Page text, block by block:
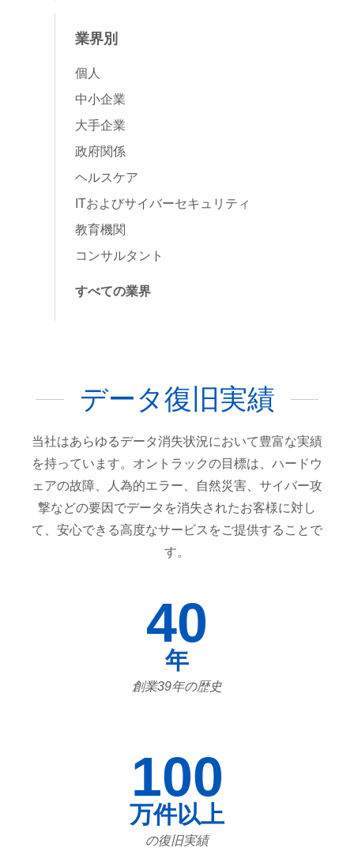
業界別
個人
中小企業
大手企業
政府関係
ヘルスケア
ITおよびサイバーセキュリティ
教育機関
コンサルタント
すべての業界
データ復旧実績
当社はあらゆるデータ消失状況において豊富な実績
を持っています。オントラックの目標は、ハードウ
ェアの故障、人為的エラー、自然災害、サイバー攻
撃などの要因でデータを消失されたお客様に対し
て、安心できる高度なサービスをご提供することで
す。
40
年
創業39年の歴史
100
万件以上
の復旧実績